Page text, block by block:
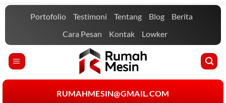
Skip
Portofolio Testimoni Tentang Blog
Berita
Cara Pesan
Kontak Lowker
RUMAHMESIN@GMAIL.COM